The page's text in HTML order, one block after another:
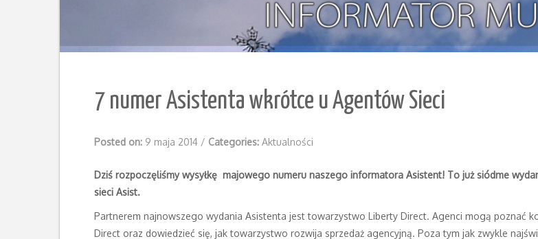
7 numer Asistenta wkrótce u Agentów Sieci
Posted on: 9 maja 2014 / Categories: Aktualności
Dziś rozpoczęliśmy wysyłkę majowego numeru naszego informatora Asistent! To już siódme
sieci Asist.
Partnerem najnowszego wydania Asistenta jest towarzystwo Liberty Direct. Agenci mogą poznać
Direct oraz dowiedzieć się, jak towarzystwo rozwija sprzedaż agencyjną. Poza tym jak zwykle